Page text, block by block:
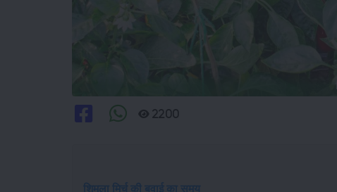
2200
शिमला मिर्च की बुवाई का समय